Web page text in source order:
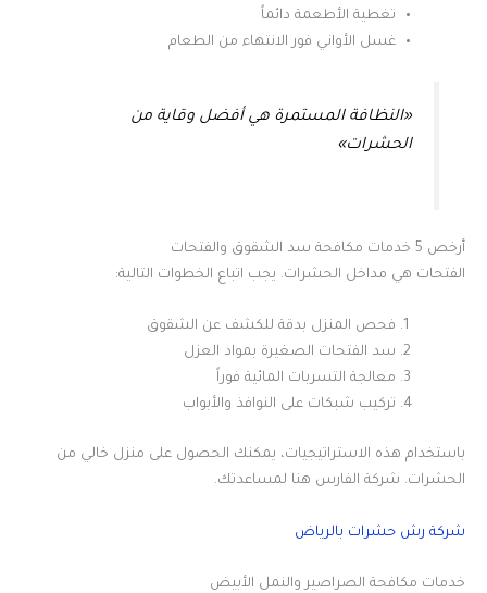
تغطية الأطعمة دائماً
غسل الأواني فور الانتهاء من الطعام
«النظافة المستمرة هي أفضل وقاية من
الحشرات»
أرخص 5 خدمات مكافحة سد الشقوق والفتحات
الفتحات هي مداخل الحشرات. يجب اتباع الخطوات التالية:
فحص المنزل بدقة للكشف عن الشقوق
سد الفتحات الصغيرة بمواد العزل
معالجة التسربات المائية فوراً
تركيب شبكات على النوافذ والأبواب
باستخدام هذه الاستراتيجيات، يمكنك الحصول على منزل خالي من
الحشرات. شركة الفارس هنا لمساعدتك.
شركة رش حشرات بالرياض
خدمات مكافحة الصراصير والنمل الأبيض